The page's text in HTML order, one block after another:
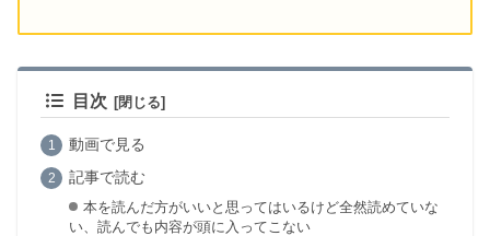
目次
動画で見る
記事で読む
本を読んだ方がいいと思ってはいるけど全然読めていな
い、読んでも内容が頭に入ってこない